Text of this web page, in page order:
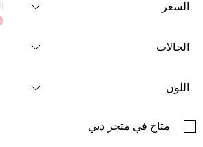
السعر
الحالات
اللون
متاح في متجر دبي